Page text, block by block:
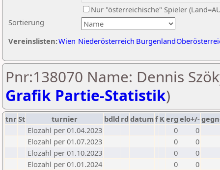
Sortierung
Nur "österreichische" Spieler
Vereinslisten:Wien Niederösterreich Burgenland
Pnr:138070 Name: Dennis
Grafik Partie-Statistik)
tnrSt turnier bdld rd datumf Kerg elo+/-
Elozahl per 01.04.2023
0
0
Elozahl per 01.07.2023
0
0
Elozahl per 01.10.2023
0
0
Elozahl per 01.01.2024
0
0